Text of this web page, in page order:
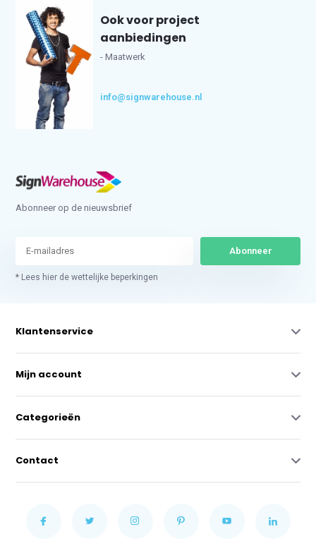
Ook voor project
aanbiedingen
- Maatwerk
info@signwarehouse.nl
Abonneer op de nieuwsbrief
Abonneer
* Lees hier de wettelijke beperkingen
Klantenservice
Mijn account
Categorieën
Contact